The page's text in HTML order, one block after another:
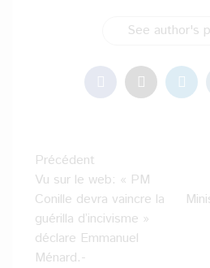
See author's
Navigation
d’article
Précédent
Vu sur le web: « PM
Conille devra vaincre la
guérilla d’incivisme »
déclare Emmanuel
Ménard.-